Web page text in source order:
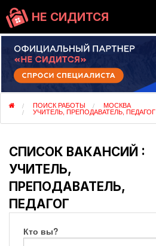
НЕ СИДИТСЯ
ПОИСК РАБОТЫ МОСКВА
УЧИТЕЛЬ, ПРЕПОДАВАТЕЛЬ, ПЕДАГОГ
СПИСОК ВАКАНСИЙ :
УЧИТЕЛЬ,
ПРЕПОДАВАТЕЛЬ,
ПЕДАГОГ
Кто вы?